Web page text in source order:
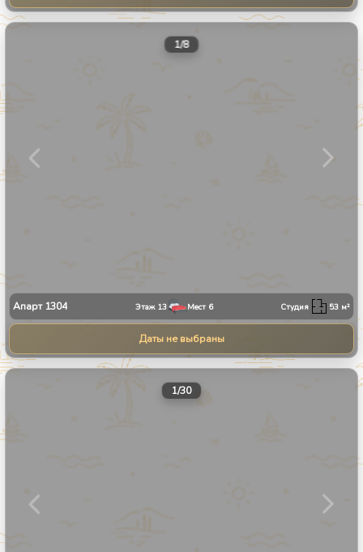
1/8
Апарт 1304 Этаж 13 Мест 6 Студия 53 м²
Даты не выбраны
1/30